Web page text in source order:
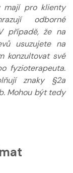
mají pro klienty
odborné
případě, že na
usuzujete na
konzultovat své
fyzioterapeuta.
znaky §2a
Mohou být tedy